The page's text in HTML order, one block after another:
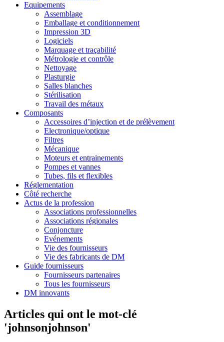
Equipements
Assemblage
Emballage et conditionnement
Impression 3D
Logiciels
Marquage et traçabilité
Métrologie et contrôle
Nettoyage
Plasturgie
Salles blanches
Stérilisation
Travail des métaux
Composants
Accessoires d’injection et de prélèvement
Electronique/optique
Filtres
Mécanique
Moteurs et entrainements
Pompes et vannes
Tubes, fils et flexibles
Réglementation
Côté recherche
Actus de la profession
Associations professionnelles
Associations régionales
Conjoncture
Evénements
Vie des fournisseurs
Vie des fabricants de DM
Guide fournisseurs
Fournisseurs partenaires
Tous les fournisseurs
DM innovants
Articles qui ont le mot-clé
'johnsonjohnson'